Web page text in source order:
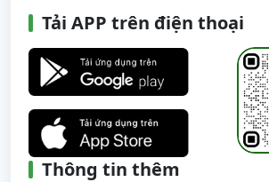
Tải APP trên điện thoại
Thông tin thêm